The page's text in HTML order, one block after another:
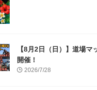
【8月2日（日）】道場マ
開催！
2026/7/28